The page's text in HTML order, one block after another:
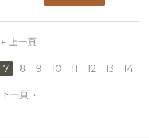
上一頁
7 8 9 10 11 12 13 14
下一頁